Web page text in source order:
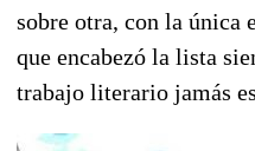
sobre otra, con la única
que encabezó la lista
trabajo literario jamás